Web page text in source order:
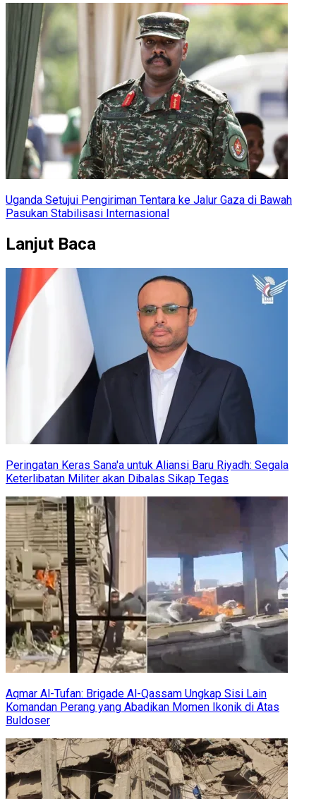
Uganda Setujui Pengiriman Tentara ke Jalur Gaza di Bawah
Pasukan Stabilisasi Internasional
Lanjut Baca
Peringatan Keras Sana'a untuk Aliansi Baru Riyadh: Segala
Keterlibatan Militer akan Dibalas Sikap Tegas
Aqmar Al-Tufan: Brigade Al-Qassam Ungkap Sisi Lain
Komandan Perang yang Abadikan Momen Ikonik di Atas
Buldoser